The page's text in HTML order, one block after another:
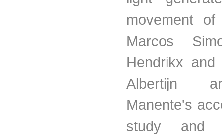
movement
Marcos
Hendrikx and
Albertijn
Manente's
study and